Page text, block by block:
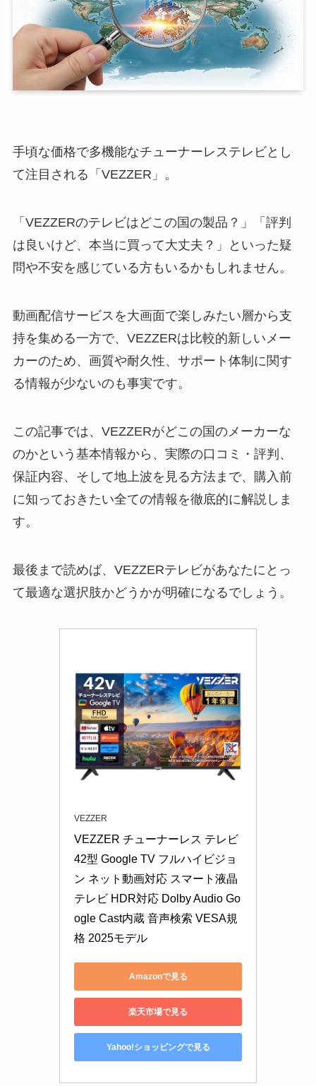
手頃な価格で多機能なチューナーレステレビとし
て注目される「VEZZER」。
「VEZZERのテレビはどこの国の製品？」「評判
は良いけど、本当に買って大丈夫？」といった疑
問や不安を感じている方もいるかもしれません。
動画配信サービスを大画面で楽しみたい層から支
持を集める一方で、VEZZERは比較的新しいメー
カーのため、画質や耐久性、サポート体制に関す
る情報が少ないのも事実です。
この記事では、VEZZERがどこの国のメーカーな
のかという基本情報から、実際の口コミ・評判、
保証内容、そして地上波を見る方法まで、購入前
に知っておきたい全ての情報を徹底的に解説しま
す。
最後まで読めば、VEZZERテレビがあなたにとっ
て最適な選択肢かどうかが明確になるでしょう。
VEZZER
VEZZER チューナーレス テレビ
42型 Google TV フルハイビジョ
ン ネット動画対応 スマート液晶
テレビ HDR対応 Dolby Audio Go
ogle Cast内蔵 音声検索 VESA規
格 2025モデル
Amazonで見る
楽天市場で見る
Yahoo!ショッピングで見る